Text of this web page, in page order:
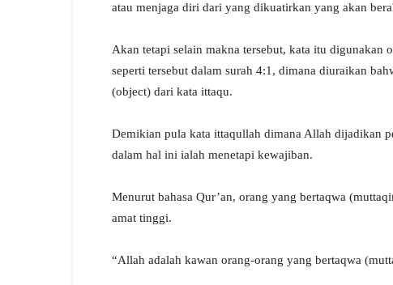
atau menjaga diri dari yang dikuatirkan yang akan
Akan tetapi selain makna tersebut, kata itu digunakan
seperti tersebut dalam surah 4:1, dimana diuraikan
(object) dari kata ittaqu.
Demikian pula kata ittaqullah dimana Allah dijadikan
dalam hal ini ialah menetapi kewajiban.
Menurut bahasa Qur’an, orang yang bertaqwa
amat tinggi.
“Allah adalah kawan orang-orang yang bertaqwa